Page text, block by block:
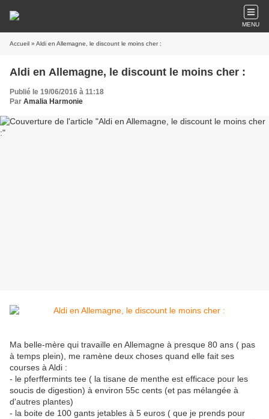
MENU
Accueil » Aldi en Allemagne, le discount le moins cher :
Aldi en Allemagne, le discount le moins cher :
Publié le 19/06/2016 à 11:18
Par Amalia Harmonie
Ma belle-mère qui travaille en Allemagne à presque 80 ans ( pas
à temps plein), me ramène deux choses quand elle fait ses
courses à Aldi :
- le pferffermints tee ( la tisane de menthe est efficace pour les
soucis de digestion) à environ 55c cents (et pas mélangée à
d'autres plantes)
- la boite de 100 gants jetables à 5 euros ( que je prends pour